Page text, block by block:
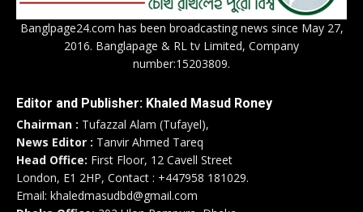
Banglpage24.com has been broadcasting news since May 27,
2016. Banglapage & RL tv Limited, Company
number:15203809.
Editor and Publisher: Khaled Masud Roney
Chairman : Tufazzal Alam (Tufayel),
News Editor : Tanvir Ahmed Tareq
Head Office: First Floor, 12 Cavell Street
London, E1 2HP, Contact : +447958 181029.
Email: khaledmasudbd@gmail.com